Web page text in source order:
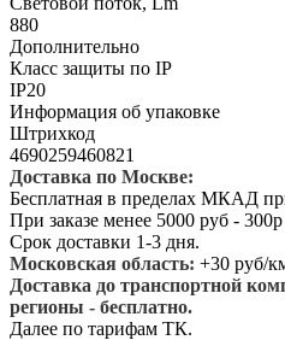
880
Дополнительно
Класс защиты по IP
IP20
Информация об упаковке
Штрихкод
4690259460821
Доставка по Москве:
Бесплатная в пределах МКАД
При заказе менее 5000 руб -
Срок доставки 1-3 дня.
Московская область: +30 руб/
Доставка до транспортной
регионы - бесплатно.
Далее по тарифам ТК.